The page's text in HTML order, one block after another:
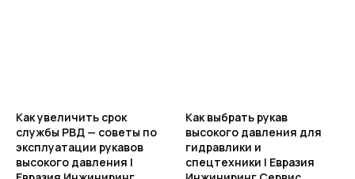
Как увеличить срок
службы РВД — советы по
эксплуатации рукавов
высокого давления |
Как выбрать рукав
высокого давления для
гидравлики и
спецтехники | Евразия